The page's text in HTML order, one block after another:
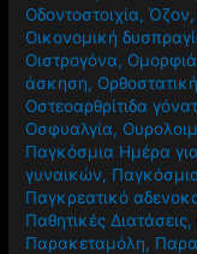
Οδοντοστοιχία,Όζον
Οικονομική
Οιστρογόνα, Ομορφιά
άσκηση,
Οστεοαρθρίτιδα
Οσφυαλγία,
Παγκόσμια Ημέρα
γυναικών,
Παγκρεατικό
Παθητικές Διατάσεις,
Παρακεταμόλη,